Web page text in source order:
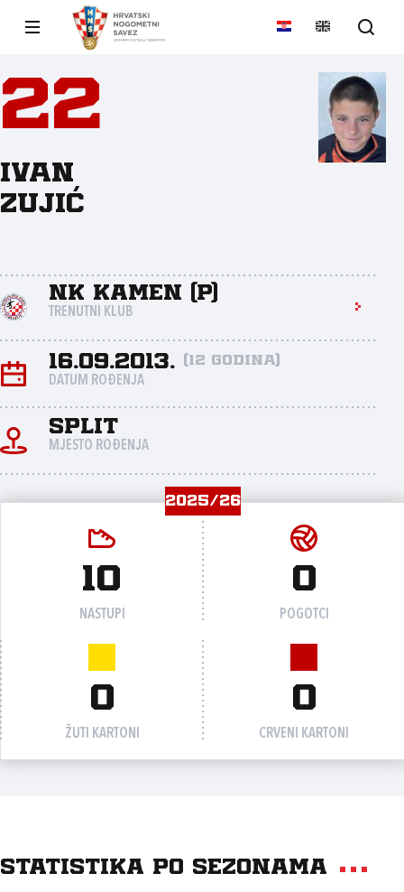
22
Ivan
Zujić
NK Kamen (P)
TRENUTNI KLUB
16.09.2013. (12 godina)
DATUM ROĐENJA
Split
MJESTO ROĐENJA
2025/26
10
NASTUPI
0
POGOTCI
0
ŽUTI KARTONI
0
CRVENI KARTONI
Statistika po sezonama